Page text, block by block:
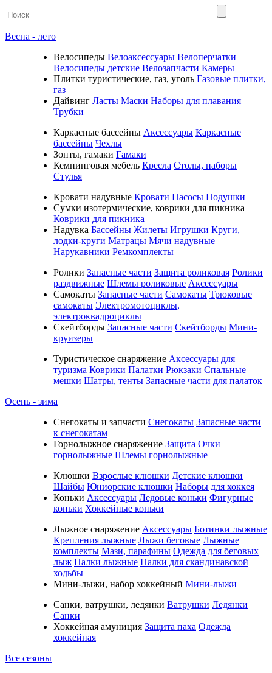
Весна - лето
Велосипеды Велоаксессуары Велоперчатки
Велосипеды детские Велозапчасти Камеры
Плитки туристические, газ, уголь Газовые плитки,
газ
Дайвинг Ласты Маски Наборы для плавания
Трубки
Каркасные бассейны Аксессуары Каркасные
бассейны Чехлы
Зонты, гамаки Гамаки
Кемпинговая мебель Кресла Столы, наборы
Стулья
Кровати надувные Кровати Насосы Подушки
Cумки изотермические, коврики для пикника
Коврики для пикника
Надувка Бассейны Жилеты Игрушки Круги,
лодки-круги Матрацы Мячи надувные
Нарукавники Ремкомплекты
Ролики Запасные части Защита роликовая Ролики
раздвижные Шлемы роликовые Аксессуары
Самокаты Запасные части Самокаты Трюковые
самокаты Электромотоциклы,
электроквадроциклы
Скейтборды Запасные части Скейтборды Мини-
круизеры
Туристическое снаряжение Аксессуары для
туризма Коврики Палатки Рюкзаки Спальные
мешки Шатры, тенты Запасные части для палаток
Осень - зима
Cнегокаты и запчасти Снегокаты Запасные части
к снегокатам
Горнолыжное снаряжение Защита Очки
горнолыжные Шлемы горнолыжные
Клюшки Взрослые клюшки Детские клюшки
Шайбы Юниорские клюшки Наборы для хоккея
Коньки Аксессуары Ледовые коньки Фигурные
коньки Хоккейные коньки
Лыжное снаряжение Аксессуары Ботинки лыжные
Крепления лыжные Лыжи беговые Лыжные
комплекты Мази, парафины Одежда для беговых
лыж Палки лыжные Палки для скандинавской
ходьбы
Мини-лыжи, набор хоккейный Мини-лыжи
Санки, ватрушки, ледянки Ватрушки Ледянки
Санки
Хоккейная амуниция Защита паха Одежда
хоккейная
Все сезоны